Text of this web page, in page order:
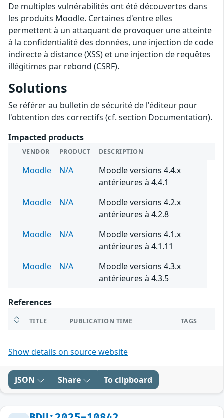
De multiples vulnérabilités ont été découvertes dans
les produits Moodle. Certaines d'entre elles
permettent à un attaquant de provoquer une atteinte
à la confidentialité des données, une injection de code
indirecte à distance (XSS) et une injection de requêtes
illégitimes par rebond (CSRF).
Solutions
Se référer au bulletin de sécurité de l'éditeur pour
l'obtention des correctifs (cf. section Documentation).
Impacted products
VENDOR PRODUCT DESCRIPTION
Moodle N/A
Moodle versions 4.4.x
antérieures à 4.4.1
Moodle
N/A
Moodle versions 4.2.x
antérieures à 4.2.8
Moodle
N/A
Moodle versions 4.1.x
antérieures à 4.1.11
Moodle
N/A
Moodle versions 4.3.x
antérieures à 4.3.5
References
TITLE PUBLICATION TIME TAGS
Show details on source website
JSON Share To clipboard